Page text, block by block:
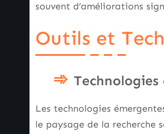
souvent d’améliorations
Outils et
Les technologies
le paysage de la recherche